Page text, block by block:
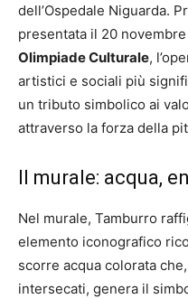
dell’Ospedale Niguarda.
presentata il 20
Olimpiade Culturale,
artistici e sociali più
un tributo simbolico ai
attraverso la forza della
Il murale: acqua,
Nel murale, Tamburro
elemento iconografico
scorre acqua colorata
intersecati, genera il